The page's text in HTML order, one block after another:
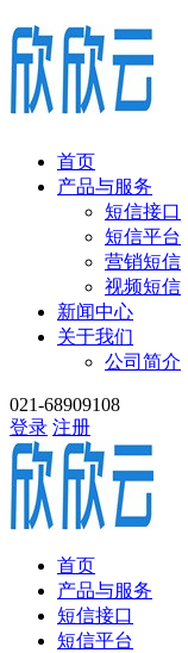
首页
产品与服务
短信接口
短信平台
营销短信
视频短信
新闻中心
关于我们
公司简介
021-68909108
登录 注册
首页
产品与服务
短信接口
短信平台